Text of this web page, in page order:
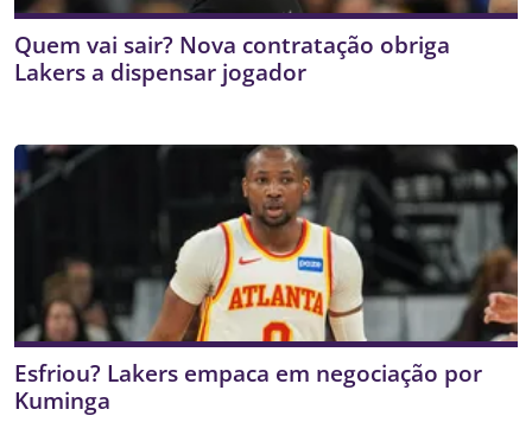
Quem vai sair? Nova contratação obriga
Lakers a dispensar jogador
Esfriou? Lakers empaca em negociação por
Kuminga